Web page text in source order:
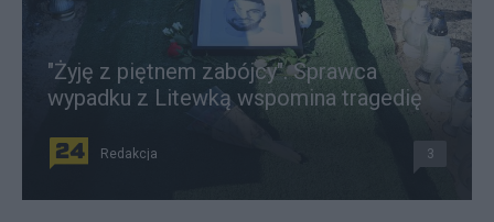
"Żyję z piętnem zabójcy". Sprawca
wypadku z Litewką wspomina tragedię
Redakcja 3